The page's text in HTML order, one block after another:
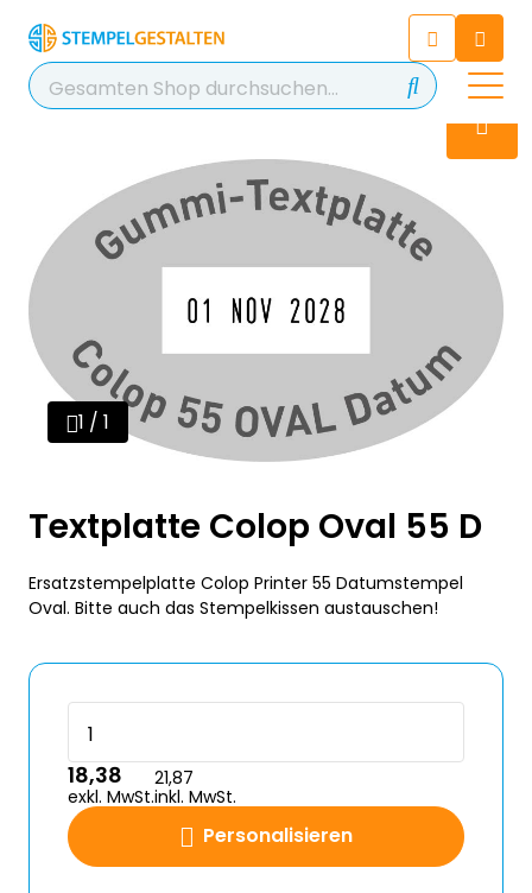
Chatten Sie 24/7 mit unserem
hilfreichen Chatbot
Kontakt
+49 2038 0480 403
1 / 1
Textplatte Colop Oval 55 D
Ersatzstempelplatte Colop Printer 55 Datumstempel
Oval. Bitte auch das Stempelkissen austauschen!
Personalisieren
18,38
exkl. MwSt.
21,87
inkl. MwSt.